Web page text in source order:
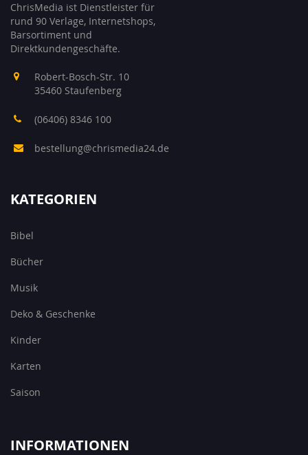
ChrisMedia ist Dienstleister für
rund 90 Verlage, Internetshops,
Barsortiment und
Direktkundengeschäfte.
Robert-Bosch-Str. 10
35460 Staufenberg
(06406) 8346 100
bestellung@chrismedia24.de
KATEGORIEN
Bibel
Bücher
Musik
Deko & Geschenke
Kinder
Karten
Saison
INFORMATIONEN